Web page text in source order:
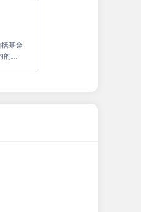
基金
的全